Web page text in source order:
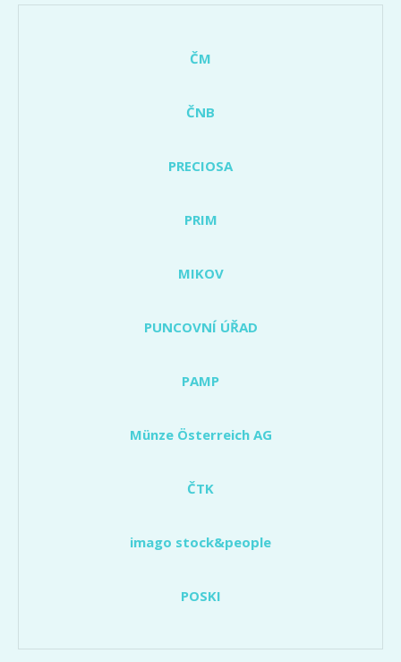
ČM
ČNB
PRECIOSA
PRIM
MIKOV
PUNCOVNÍ ÚŘAD
PAMP
Münze Österreich AG
ČTK
imago stock&people
POSKI